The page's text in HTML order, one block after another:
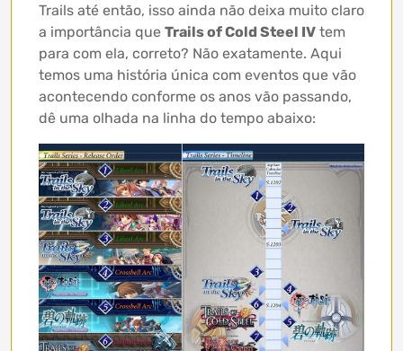
Trails até então, isso ainda não deixa muito claro
a importância que Trails of Cold Steel IV tem
para com ela, correto? Não exatamente. Aqui
temos uma história única com eventos que vão
acontecendo conforme os anos vão passando,
dê uma olhada na linha do tempo abaixo: